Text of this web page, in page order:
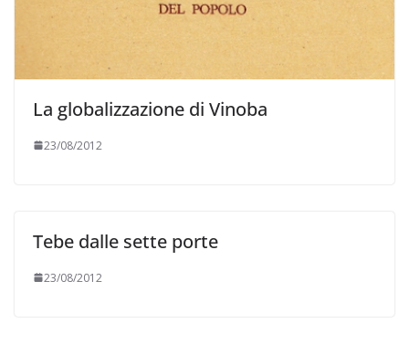
La globalizzazione di Vinoba
23/08/2012
Tebe dalle sette porte
23/08/2012